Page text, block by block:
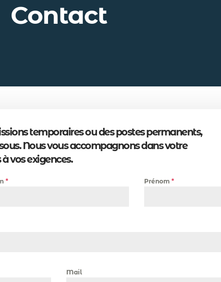
Contact
temporaires ou des postes permanents,
Nous vous accompagnons dans votre
vos exigences.
* Prénom*
Mail